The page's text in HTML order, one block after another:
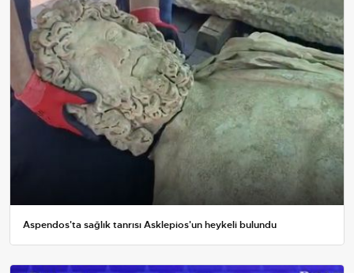
Aspendos'ta sağlık tanrısı Asklepios'un heykeli bulundu